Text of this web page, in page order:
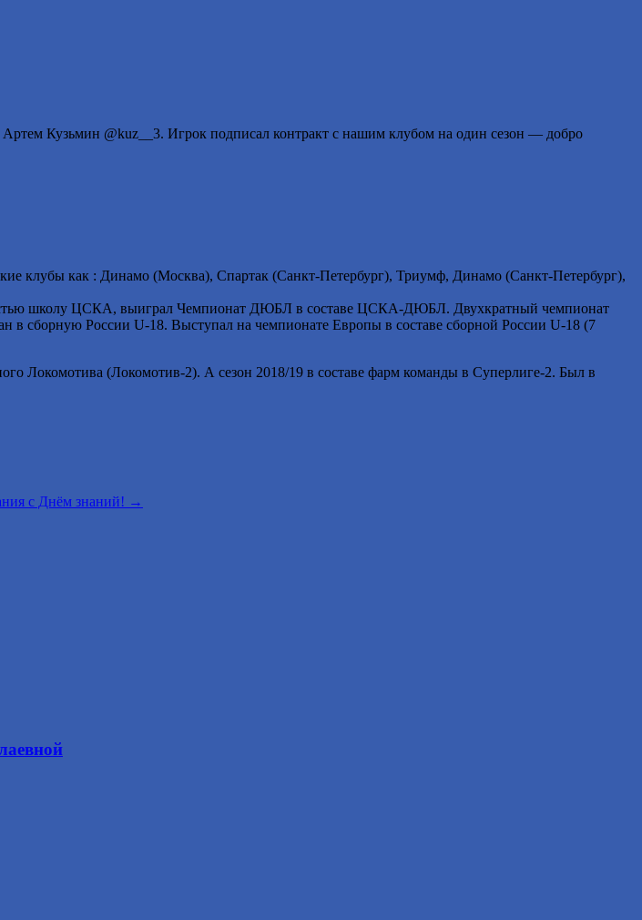
Кузьмин @kuz__3. Игрок подписал контракт с нашим клубом на один сезон — добро
клубы как : Динамо (Москва), Спартак (Санкт-Петербург), Триумф, Динамо (Санкт-Петербург),
школу ЦСКА, выиграл Чемпионат ДЮБЛ в составе ЦСКА-ДЮБЛ. Двухкратный чемпионат
сборную России U-18. Выступал на чемпионате Европы в составе сборной России U-18 (7
Локомотива (Локомотив-2). А сезон 2018/19 в составе фарм команды в Суперлиге-2. Был в
с Днём знаний! →